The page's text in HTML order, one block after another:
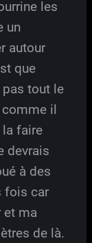
les
un
autour
que
tout le
comme il
la faire
devrais
à des
fois car
et ma
de là.